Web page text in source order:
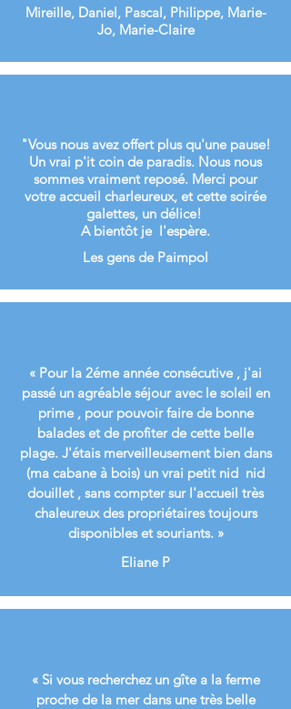
Mireille, Daniel, Pascal, Philippe, Marie-
Jo, Marie-Claire
"Vous nous avez offert plus qu'une pause!
Un vrai p'it coin de paradis. Nous nous
sommes vraiment reposé. Merci pour
votre accueil charleureux, et cette soirée
galettes, un délice!
A bientôt je l'espère.
Les gens de Paimpol
« Pour la 2éme année consécutive , j'ai
passé un agréable séjour avec le soleil en
prime , pour pouvoir faire de bonne
balades et de profiter de cette belle
plage. J'étais merveilleusement bien dans
(ma cabane à bois) un vrai petit nid nid
douillet , sans compter sur l'accueil très
chaleureux des propriétaires toujours
disponibles et souriants. »
Eliane P
« Si vous recherchez un gîte a la ferme
proche de la mer dans une très belle